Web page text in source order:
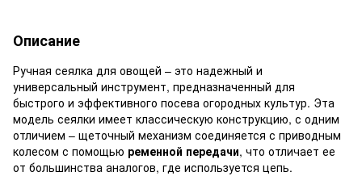
Описание
Ручная сеялка для овощей – это надежный и
универсальный инструмент, предназначенный для
быстрого и эффективного посева огородных культур. Эта
модель сеялки имеет классическую конструкцию, с одним
отличием – щеточный механизм соединяется с приводным
колесом с помощью ременной передачи, что отличает ее
от большинства аналогов, где используется цепь.